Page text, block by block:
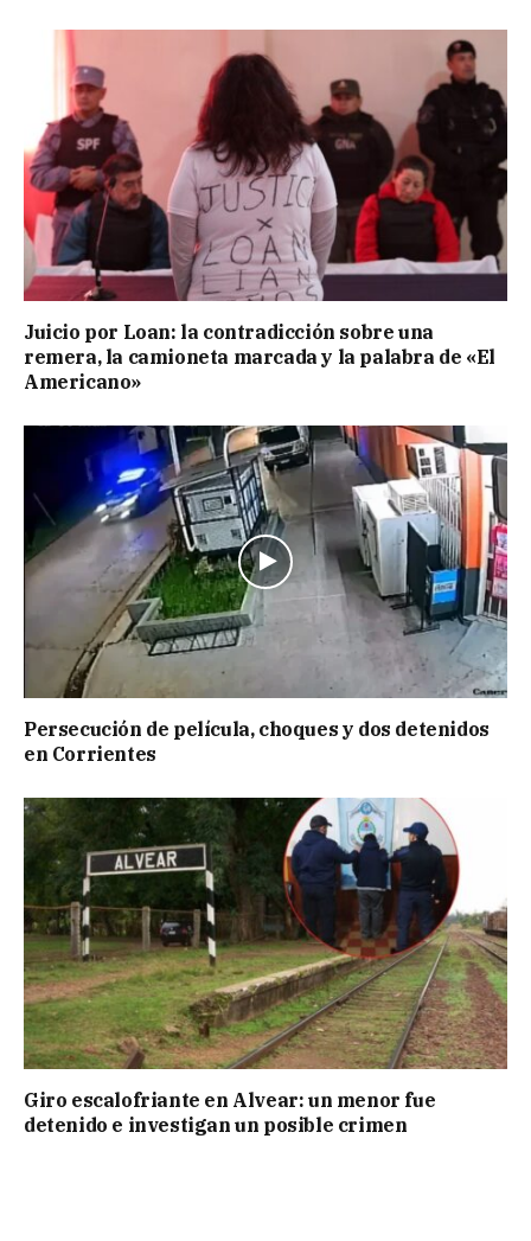
Juicio por Loan: la contradicción sobre una
remera, la camioneta marcada y la palabra de «El
Americano»
Persecución de película, choques y dos detenidos
en Corrientes
Giro escalofriante en Alvear: un menor fue
detenido e investigan un posible crimen